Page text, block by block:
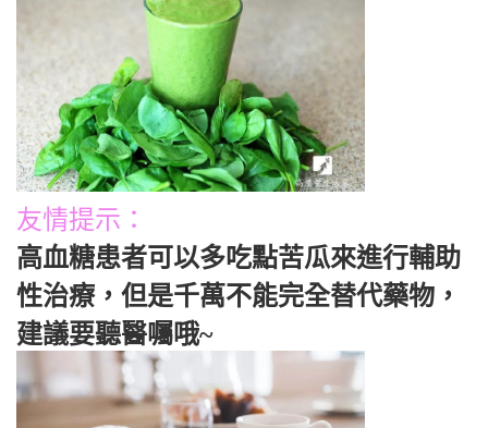
友情提示：
高血糖患者可以多吃點苦瓜來進行輔助
性治療，但是千萬不能完全替代藥物，
建議要聽醫囑哦~